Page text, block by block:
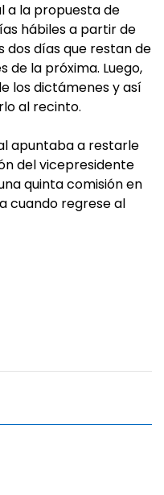
a la propuesta de
hábiles a partir de
dos días que restan de
de la próxima. Luego,
los dictámenes y así
al recinto.
apuntaba a restarle
del vicepresidente
quinta comisión en
cuando regrese al